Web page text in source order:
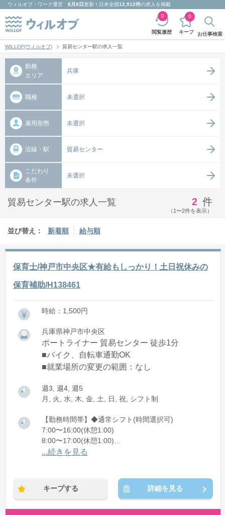
ウィルオブ・ワーク運営 8月8日更新！日本全国12,912件の求人を掲載
閲覧履歴
0
キープ
0
お仕事検索
WILLOF(ウィルオブ) 貿易センター駅の求人一覧
勤務
エリア
兵庫
職種 未選択
雇用形態 未選択
沿線・駅 貿易センター
こだわり
条件
未選択
貿易センター駅の求人一覧 2 件
（1〜2件を表示）
並び替え： 新着順 給与順
保育士/神戸市中央区★有給もしっかり！土日祝休みの
保育補助/H138461
時給：1,500円
兵庫県神戸市中央区
ポートライナー 貿易センター 徒歩1分
■バイク、自転車通勤OK
■就業場所の変更の範囲：なし
週3, 週4, 週5
月, 火, 水, 木, 金, 土, 日, 祝, シフト制
【勤務時間帯】◆通常シフト(時間選択可)
7:00〜16:00(休憩1:00)
8:00〜17:00(休憩1:00)
12:00〜21:00(休憩1:00)
...続きを見る
キープする 詳細を見る